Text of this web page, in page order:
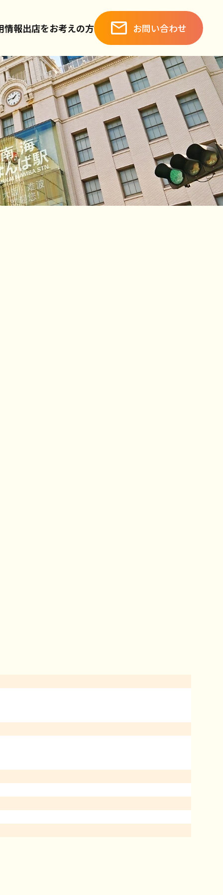
情報出店をお考えの方 お問い合わせ